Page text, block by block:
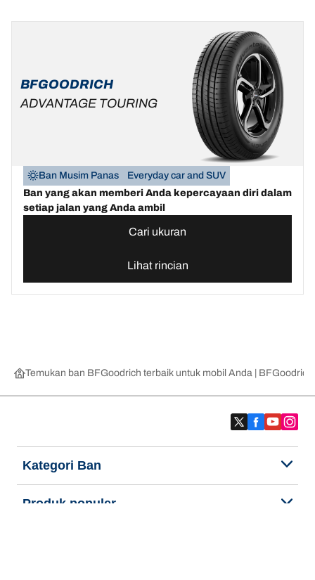
BFGOODRICH
ADVANTAGE TOURING
Ban Musim Panas
Everyday car and SUV
Ban yang akan memberi Anda kepercayaan diri dalam
setiap jalan yang Anda ambil
Cari ukuran
Lihat rincian
Temukan ban BFGoodrich terbaik untuk mobil Anda |
Kategori Ban
Produk populer